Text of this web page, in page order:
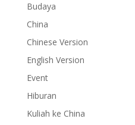
Budaya
China
Chinese Version
English Version
Event
Hiburan
Kuliah ke China